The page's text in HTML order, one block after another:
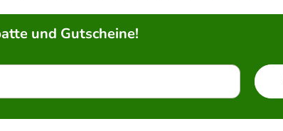
und Gutscheine!